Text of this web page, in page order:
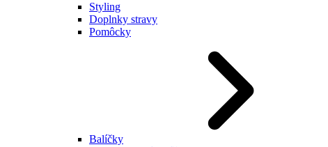
Styling
Doplnky stravy
Pomôcky
Balíčky